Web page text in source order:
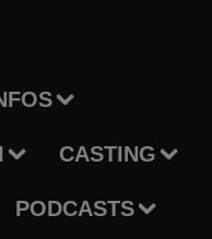
CASTING
PODCASTS